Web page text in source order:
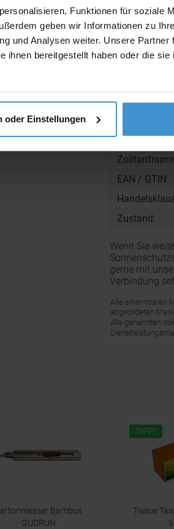
Funktionen für soziale
geben wir Informationen zu
und Analysen weiter. Unsere Partner
ihnen bereitgestellt haben oder die
oder Einstellungen
Gewicht:
Material:
Menge pro
Gewicht pro
EAN / GTIN:
Zustand:
Wenn Sie
gerne mit
Verbindung
Bambus
GUDRUN
TIPP!
Tissue